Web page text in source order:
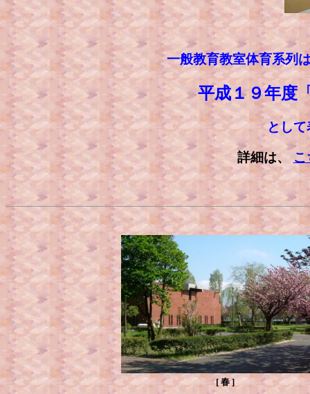
一般教育教室体育系列
平成１９年度
として
詳細は、こ
[ 春 ]